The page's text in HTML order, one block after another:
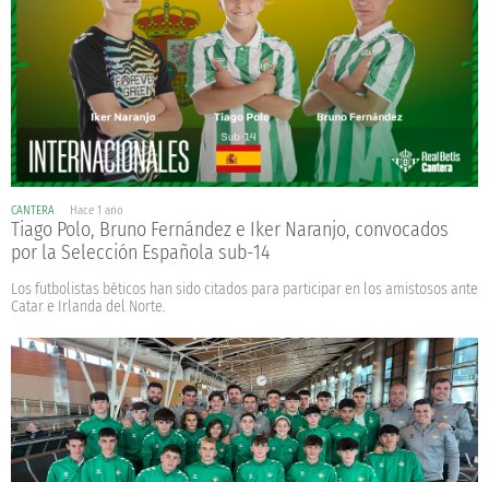
CANTERA Hace 1 año
Tiago Polo, Bruno Fernández e Iker Naranjo, convocados
por la Selección Española sub-14
Los futbolistas béticos han sido citados para participar en los amistosos ante
Catar e Irlanda del Norte.